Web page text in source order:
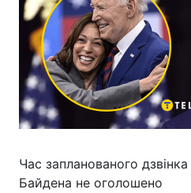
Час запланованого
Байдена не оголошено